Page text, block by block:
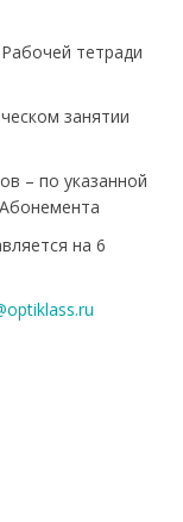
тетради
занятии
– по указанной
на 6